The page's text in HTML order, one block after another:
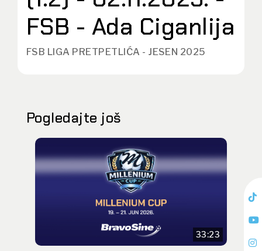
FSB - Ada Ciganlija
FSB LIGA PRETPETLIĆA - JESEN 2025
Pogledajte još
33:23